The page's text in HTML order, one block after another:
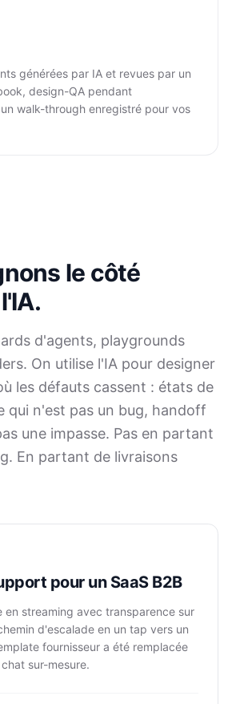
générées par IA et revues par un
design-QA pendant
walk-through enregistré pour vos
le côté
d'agents, playgrounds
On utilise l'IA pour designer
les défauts cassent : états de
qui n'est pas un bug, handoff
une impasse. Pas en partant
En partant de livraisons
pour un SaaS B2B
en streaming avec transparence sur
d'escalade en un tap vers un
fournisseur a été remplacée
sur-mesure.